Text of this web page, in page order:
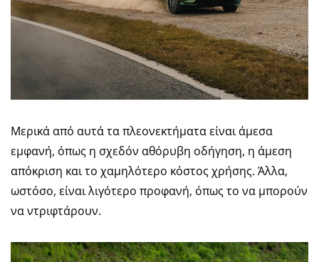
Μερικά από αυτά τα πλεονεκτήματα είναι άμεσα
εμφανή, όπως η σχεδόν αθόρυβη οδήγηση, η άμεση
απόκριση και το χαμηλότερο κόστος χρήσης. Άλλα,
ωστόσο, είναι λιγότερο προφανή, όπως το να μπορούν
να ντριφτάρουν.